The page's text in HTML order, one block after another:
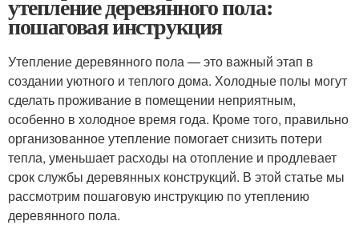
утепление деревянного пола:
пошаговая инструкция
Утепление деревянного пола — это важный этап в
создании уютного и теплого дома. Холодные полы могут
сделать проживание в помещении неприятным,
особенно в холодное время года. Кроме того, правильно
организованное утепление помогает снизить потери
тепла, уменьшает расходы на отопление и продлевает
срок службы деревянных конструкций. В этой статье мы
рассмотрим пошаговую инструкцию по утеплению
деревянного пола.